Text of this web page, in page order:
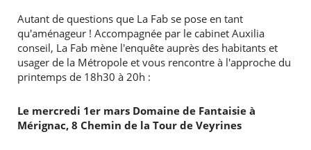
Autant de questions que La Fab se pose en tant
qu'aménageur ! Accompagnée par le cabinet Auxilia
conseil, La Fab mène l'enquête auprès des habitants et
usager de la Métropole et vous rencontre à l'approche du
printemps de 18h30 à 20h :
Le mercredi 1er mars Domaine de Fantaisie à
Mérignac, 8 Chemin de la Tour de Veyrines